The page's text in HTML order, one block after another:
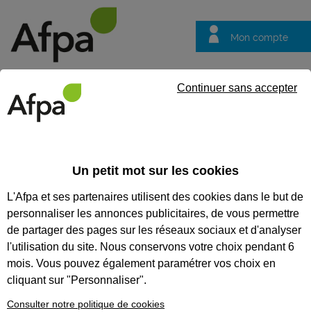
Mon compte
questions
VISITES VIRTUELLES
Recherchez une visite virtuelle
Tout supprimer
Un petit mot sur les cookies
L'Afpa et ses partenaires utilisent des cookies dans le but de
personnaliser les annonces publicitaires, de vous permettre
de partager des pages sur les réseaux sociaux et d'analyser
l'utilisation du site. Nous conservons votre choix pendant 6
mois. Vous pouvez également paramétrer vos choix en
cliquant sur "Personnaliser".
Consulter notre politique de cookies
Continuer sans accepter